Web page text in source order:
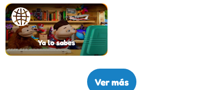
Ya lo sabes
Ver más